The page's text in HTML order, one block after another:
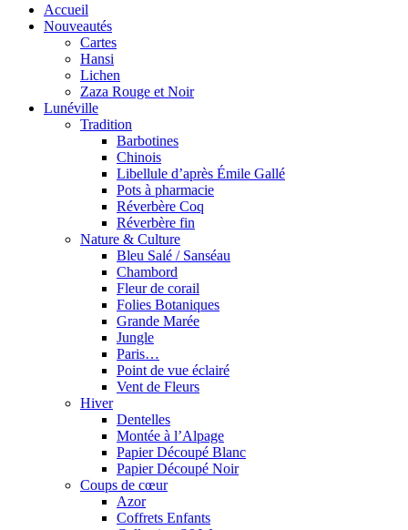
Accueil
Nouveautés
Cartes
Hansi
Lichen
Zaza Rouge et Noir
Lunéville
Tradition
Barbotines
Chinois
Libellule d’après Émile Gallé
Pots à pharmacie
Réverbère Coq
Réverbère fin
Nature & Culture
Bleu Salé / Sanséau
Chambord
Fleur de corail
Folies Botaniques
Grande Marée
Jungle
Paris…
Point de vue éclairé
Vent de Fleurs
Hiver
Dentelles
Montée à l’Alpage
Papier Découpé Blanc
Papier Découpé Noir
Coups de cœur
Azor
Coffrets Enfants